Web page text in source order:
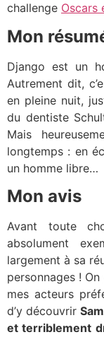
challenge Oscars
Mon
Django est un
Autrement dit,
en pleine nuit,
du dentiste
Mais
longtemps : en
un homme libre…
Mon avis
Avant toute
absolument
largement à sa
personnages !
mes acteurs
d’y découvrir
et terriblement